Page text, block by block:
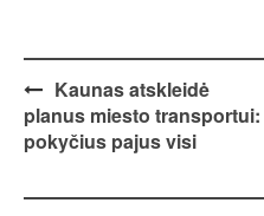
Post
navigation
Kaunas atskleidė
planus miesto transportui:
pokyčius pajus visi